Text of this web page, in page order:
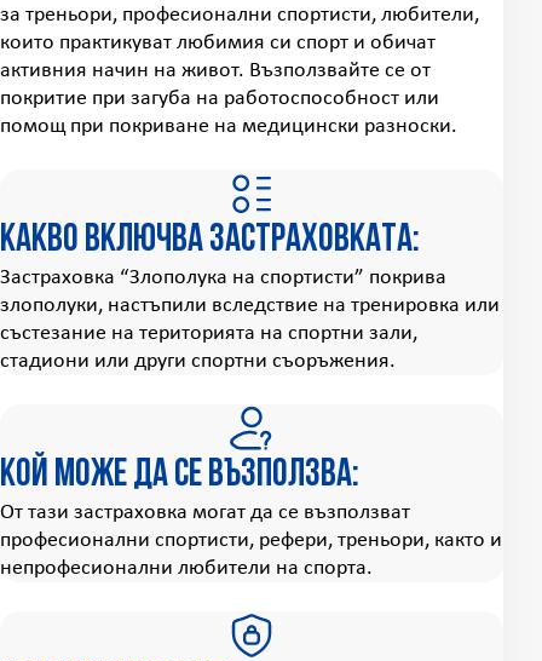
за треньори, професионални спортисти, любители,
които практикуват любимия си спорт и обичат
активния начин на живот. Възползвайте се от
покритие при загуба на работоспособност или
помощ при покриване на медицински разноски.
Какво включва застраховката:
Застраховка “Злополука на спортисти” покрива
злополуки, настъпили вследствие на тренировка или
състезание на територията на спортни зали,
стадиони или други спортни съоръжения.
Кой може да се възползва:
От тази застраховка могат да се възползват
професионални спортисти, рефери, треньори, както и
непрофесионални любители на спорта.